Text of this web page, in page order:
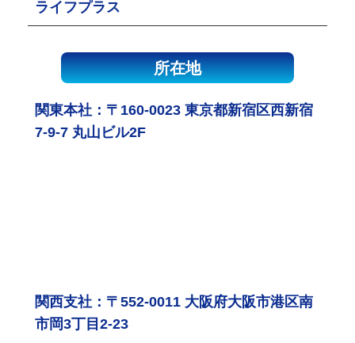
ライフプラス
所在地
関東本社：〒160-0023 東京都新宿区西新宿
7-9-7 丸山ビル2F
関西支社：〒552-0011 大阪府大阪市港区南
市岡3丁目2-23